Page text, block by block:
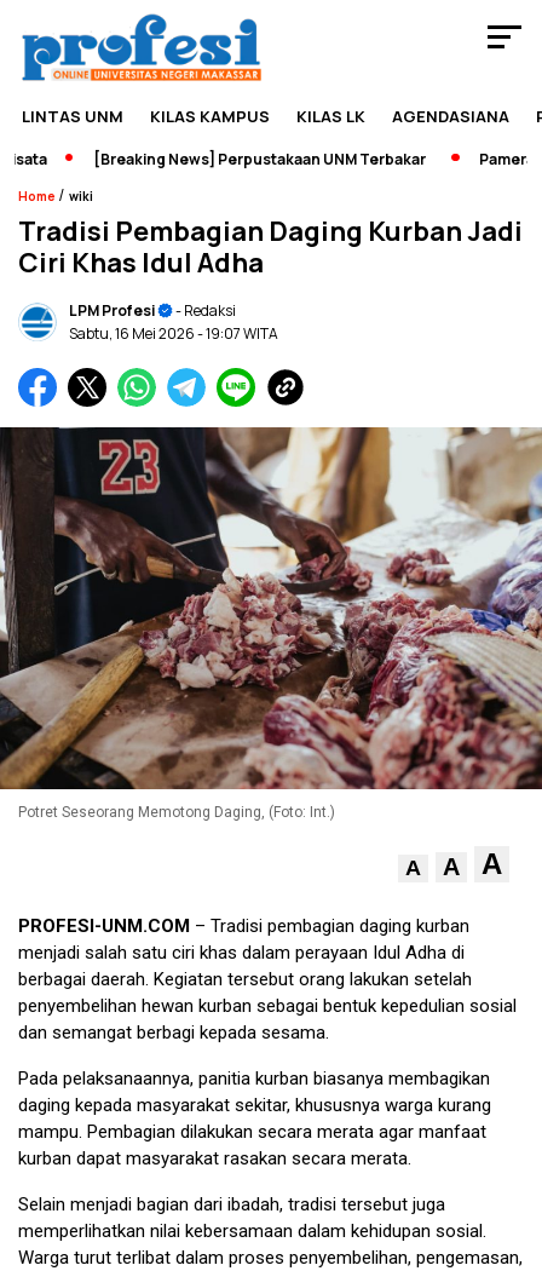
LINTAS UNM KILAS KAMPUS KILAS LK AGENDASIANA
[Breaking News] Perpustakaan UNM Terbakar Pameran
Home / wiki
Tradisi Pembagian Daging Kurban Jadi
Ciri Khas Idul Adha
LPM Profesi
- Redaksi
Sabtu, 16 Mei 2026- 19:07 WITA
Potret Seseorang Memotong Daging, (Foto: Int.)
A A A
PROFESI-UNM.COM – Tradisi pembagian daging kurban
menjadi salah satu ciri khas dalam perayaan Idul Adha di
berbagai daerah. Kegiatan tersebut orang lakukan setelah
penyembelihan hewan kurban sebagai bentuk kepedulian sosial
dan semangat berbagi kepada sesama.
Pada pelaksanaannya, panitia kurban biasanya membagikan
daging kepada masyarakat sekitar, khususnya warga kurang
mampu. Pembagian dilakukan secara merata agar manfaat
kurban dapat masyarakat rasakan secara merata.
Selain menjadi bagian dari ibadah, tradisi tersebut juga
memperlihatkan nilai kebersamaan dalam kehidupan sosial.
Warga turut terlibat dalam proses penyembelihan, pengemasan,